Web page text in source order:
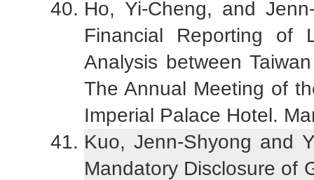
Ho, Yi-Cheng, and
Financial Reporting of
Analysis between
The Annual Meeting of
Imperial Palace Hotel.
Kuo, Jenn-Shyong and
Mandatory Disclosure of